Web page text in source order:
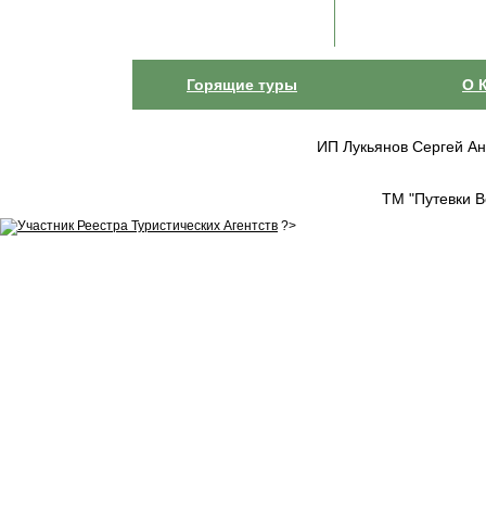
Горящие туры О
ИП Лукьянов Сергей
ТМ "Путевки
?>